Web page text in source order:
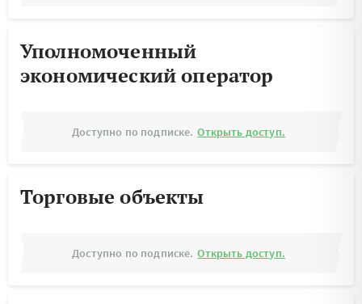
Уполномоченный
экономический оператор
Доступно по подписке. Открыть доступ.
Торговые объекты
Доступно по подписке. Открыть доступ.